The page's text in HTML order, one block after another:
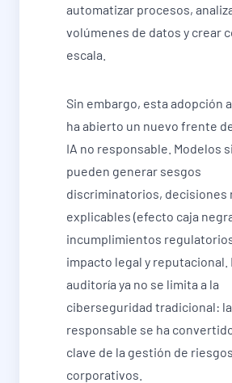
automatizar procesos,
volúmenes de datos y crear
escala.
Sin embargo, esta adopción
ha abierto un nuevo frente
IA no responsable. Modelos
pueden generar sesgos
discriminatorios, decisiones
explicables (efecto caja
incumplimientos
impacto legal y reputacional.
auditoría ya no se limita a la
ciberseguridad tradicional: la
responsable se ha
clave de la gestión de riesgos
corporativos.